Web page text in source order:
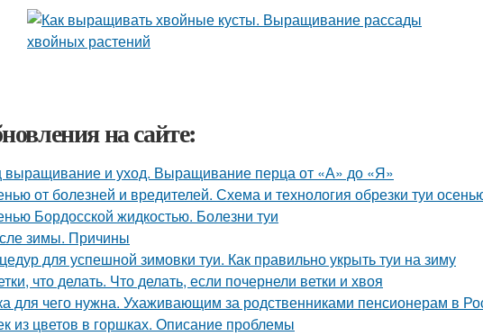
на сайте:
выращивание и уход. Выращивание перца от «А» до «Я»
от болезней и вредителей. Схема и технология обрезки туи
Бордосской жидкостью. Болезни туи
зимы. Причины
для успешной зимовки туи. Как правильно укрыть туи на зиму
что делать. Что делать, если почернели ветки и хвоя
для чего нужна. Ухаживающим за родственниками пенсионерам в
из цветов в горшках. Описание проблемы